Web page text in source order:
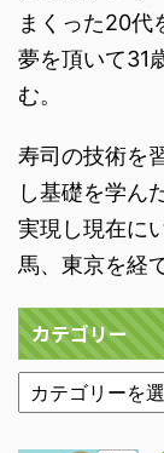
まくった20代
夢を頂いて31
む。
寿司の技術を
し基礎を学ん
実現し現在に
馬、東京を経
カテゴリー